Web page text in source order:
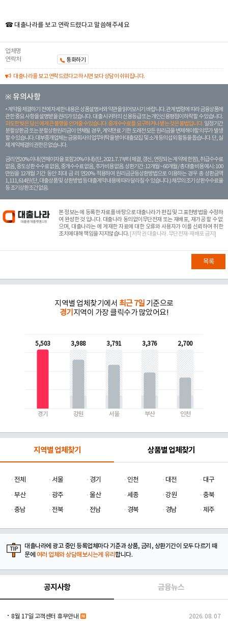
☎ 대출나라를 보고 연락드렸다고 말씀해주세요
업체명
연락처
통화하기
대출나라를 보고 연락드렸다고 하시면 보다 상담이 쉬워집니다.
※ 유의사항
계약을 체결하기 전에 자세한 내용은 상품설명서와 약관을 읽어보시기 바랍니다. 관계 법령에 따라 금융상품에
관한 중요 사항을 설명받을 권리가 있습니다. 대 출 시 귀하의 신용등급 또는 개인신용평점이 하락할 수 있습니다.
과도한 빚은 당신 에게 큰 불행을 안겨줄 수 있습니다. 중개수수료를 요구하거나 받는 것은 불법입니다. 일정 기간
분할상환금 또는 분할상환원리금이 연체될 경우, 계약만료 기한 도래전 모든 원리금을 변제해야할 의무가 발생
할 수 있습니다. 대부중개업체는 금융회사의 업무위탁을 받아 대출모집 및 소개 등의 섭외 활동을 돕습니다. 단, 실
제 계약체결의 권한은 없습니다.
금리 연20% 이내 (연체이자율 포함 20% 이내) (단, 2021. 7. 7부터 체결, 갱신, 연장되는 계 약에 한함), 취급수수료
없음, 중도상환 수수료 없음, 중개수수료 없음, 추가비용 없음. 상환기간 : 12개월 ~ 60개월 / 총 대출 비용 예시 : 100
만원을 12개월 기간 동안 최대 금 리 연20% 적용하여 원리금균등상환방법으로 이용하는 경우 총 상환금액
1,111,614원 (단, 대출상품 및 상환방법 등 대출계약 내용에 따라 달라질 수 있습니다.) 채무의 조기 상환수수료율
등 조기상환조건 없음.
본 정보는에 등록한 자료를 바탕으로 대출나라가 편집 및 그 표현방법을 수정하
여 완성한 것 입니다. 대출나라 동의없이무단전재 또는 재배포, 재가공 할 수 없
으며, 대출나라는 에 게재한 자료에 대한 오류와 사용자가 이를 신뢰하여 취한
조치에대해 책임을 지지않습니다. [저작권 대출나라. 무단전재-재배포 금지]
목록
지역별 업체찾기에서 최근 7일 기준으로
경기 지역이 가장 클릭수가 많았어요!
5,503
경기
3,988
강원
3,791
서울
3,376
부산
2,700
인천
지역별 업체찾기 상품별 업체찾기
전체 서울 경기 인천 대전
대구
부산
광주 울산 세종 강원
충북
충남
전북 전남 경북 경남 제주
대출나라에 광고 중인 등록업체마다 기준과 상품, 금리, 상환기간이 모두 다르기 때
문에 여러 업체와 상담해보시는게 유리합니다.
공지사항 금융뉴스
8월 17일 고객센터 휴무안내 2026. 08. 07